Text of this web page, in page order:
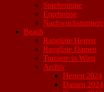
Spieltermine
Ergebnisse
Nachwuchsturniere
Beach
Rangliste Herren
Rangliste Damen
Turniere in Wien
Archiv
Herren 2024
Damen 2024